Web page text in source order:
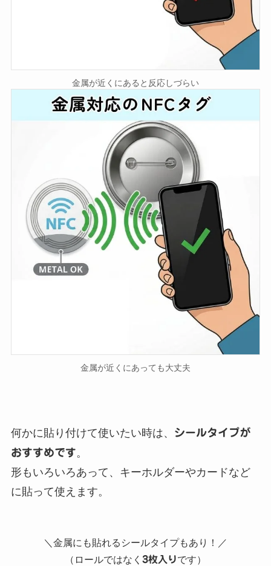
金属が近くにあると反応しづらい
金属が近くにあっても大丈夫
何かに貼り付けて使いたい時は、
シールタイプが
おすすめです。
形もいろいろあって、キーホルダーやカードなど
に貼って使えます。
＼金属にも貼れるシールタイプもあり！／
（ロールではなく 3枚入りです）